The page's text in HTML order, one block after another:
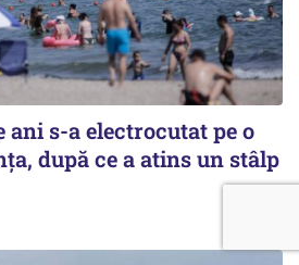
ani s-a electrocutat pe o
după ce a atins un stâlp